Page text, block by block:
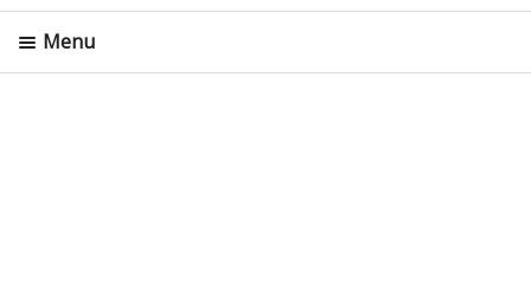
Menu